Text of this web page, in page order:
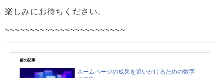
楽しみにお待ちください。
~~~~~~~~~~~~~~~~~~~~~~~~
前の記事
ホームページの成果を追いかけるための数字